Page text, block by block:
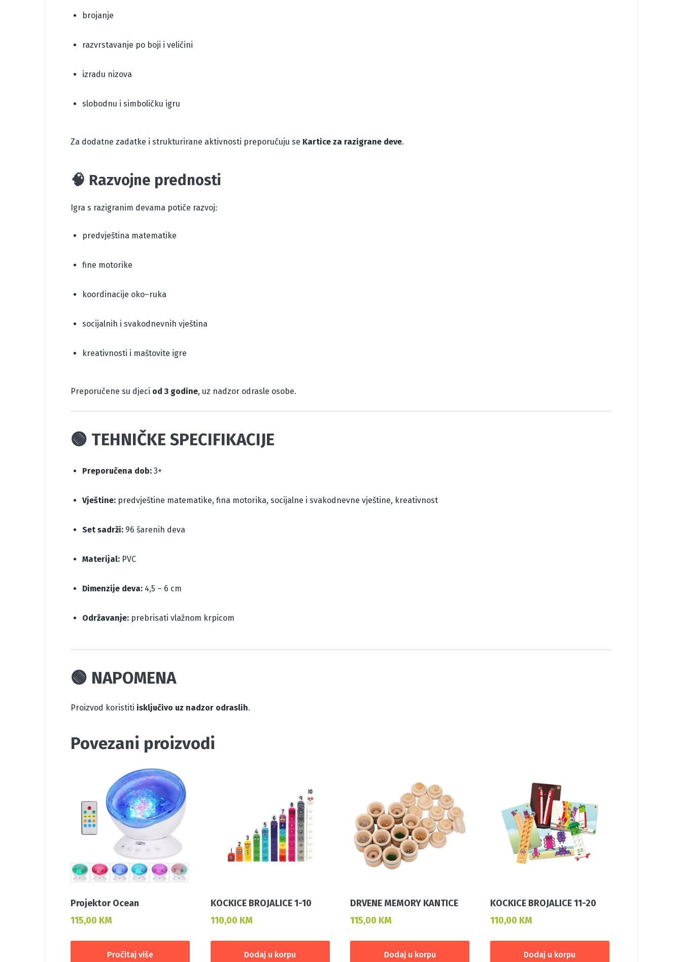
brojanje
razvrstavanje po boji i veličini
izradu nizova
slobodnu i simboličku igru
Za dodatne zadatke i strukturirane aktivnosti preporučuju se Kartice za razigrane deve.
🧠 Razvojne prednosti
Igra s razigranim devama potiče razvoj:
predvještina matematike
fine motorike
koordinacije oko–ruka
socijalnih i svakodnevnih vještina
kreativnosti i maštovite igre
Preporučene su djeci od 3 godine, uz nadzor odrasle osobe.
🟢 TEHNIČKE SPECIFIKACIJE
Preporučena dob: 3+
Vještine: predvještine matematike, fina motorika, socijalne i svakodnevne vještine, kreativnost
Set sadrži: 96 šarenih deva
Materijal: PVC
Dimenzije deva: 4,5 – 6 cm
Održavanje: prebrisati vlažnom krpicom
🟢 NAPOMENA
Proizvod koristiti isključivo uz nadzor odraslih.
Povezani proizvodi
Projektor Ocean
115,00 KM
Pročitaj više
KOCKICE BROJALICE 1-10
110,00 KM
Dodaj u korpu
DRVENE MEMORY KANTICE
115,00 KM
Dodaj u korpu
KOCKICE BROJALICE 11-20
110,00 KM
Dodaj u korpu